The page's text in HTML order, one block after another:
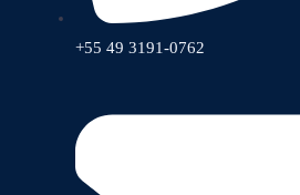
+55 49 3191-0762